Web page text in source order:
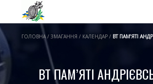
ГОЛОВНА / ЗМАГАННЯ / КАЛЕНДАР / ВТ ПАМ’ЯТІ
ВТ ПАМ’ЯТІ